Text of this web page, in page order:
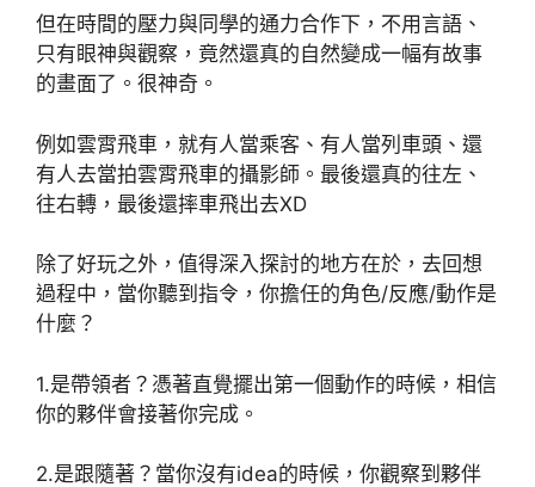
但在時間的壓力與同學的通力合作下，不用言語、
只有眼神與觀察，竟然還真的自然變成一幅有故事
的畫面了。很神奇。
例如雲霄飛車，就有人當乘客、有人當列車頭、還
有人去當拍雲霄飛車的攝影師。最後還真的往左、
往右轉，最後還摔車飛出去XD
除了好玩之外，值得深入探討的地方在於，去回想
過程中，當你聽到指令，你擔任的角色/反應/動作是
什麼？
1.是帶領者？憑著直覺擺出第一個動作的時候，相信
你的夥伴會接著你完成。
2.是跟隨著？當你沒有idea的時候，你觀察到夥伴